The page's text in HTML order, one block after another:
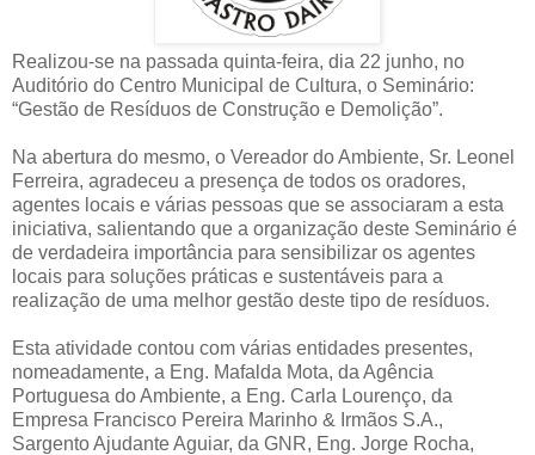
Realizou-se na passada quinta-feira, dia 22 junho, no
Auditório do Centro Municipal de Cultura, o Seminário:
“Gestão de Resíduos de Construção e Demolição”.
Na abertura do mesmo, o Vereador do Ambiente, Sr. Leonel
Ferreira, agradeceu a presença de todos os oradores,
agentes locais e várias pessoas que se associaram a esta
iniciativa, salientando que a organização deste Seminário é
de verdadeira importância para sensibilizar os agentes
locais para soluções práticas e sustentáveis para a
realização de uma melhor gestão deste tipo de resíduos.
Esta atividade contou com várias entidades presentes,
nomeadamente, a Eng. Mafalda Mota, da Agência
Portuguesa do Ambiente, a Eng. Carla Lourenço, da
Empresa Francisco Pereira Marinho & Irmãos S.A.,
Sargento Ajudante Aguiar, da GNR, Eng. Jorge Rocha,